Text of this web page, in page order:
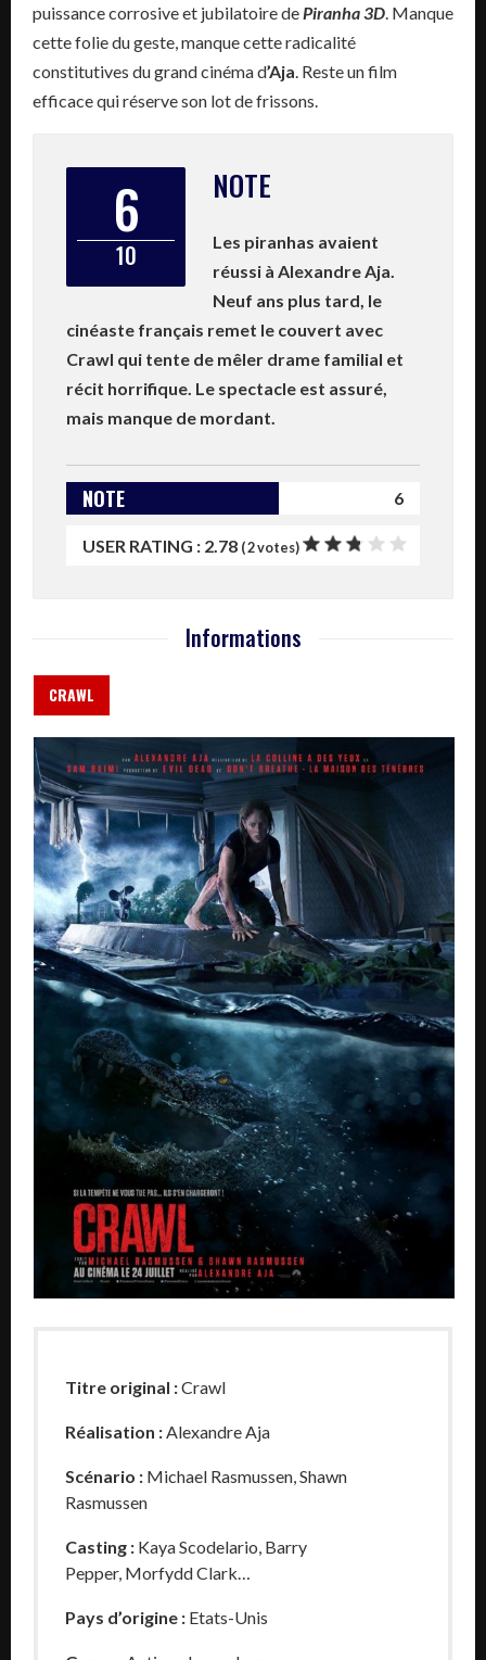
puissance corrosive et jubilatoire dePiranha 3D. Manque
cette folie du geste, manque cette radicalité
constitutives du grand cinéma d’Aja. Reste un film
efficace qui réserve son lot de frissons.
6
10
NOTE
Les piranhas avaient
réussi à Alexandre Aja.
Neuf ans plus tard, le
cinéaste français remet le couvert avec
Crawl qui tente de mêler drame familial et
récit horrifique. Le spectacle est assuré,
mais manque de mordant.
NOTE 6
USER RATING : 2.78 (2votes)
Informations
CRAWL
Titre original :Crawl
Réalisation : Alexandre Aja
Scénario : Michael Rasmussen, Shawn
Rasmussen
Casting : Kaya Scodelario, Barry
Pepper, Morfydd Clark…
Pays d’origine : Etats-Unis